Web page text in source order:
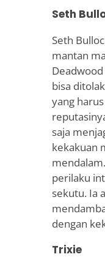
Seth
Seth
mantan
bisa
yang
saja
kekakuan
perilaku
sekutu. Ia
dengan
Trixie